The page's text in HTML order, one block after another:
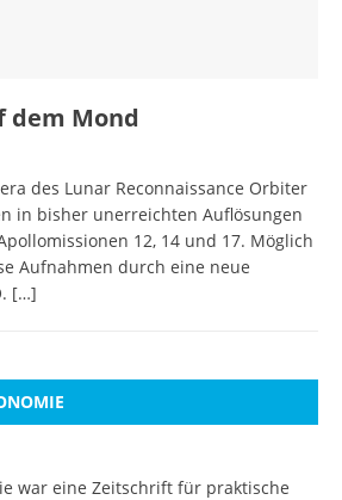
dem Mond
des Lunar Reconnaissance Orbiter
in bisher unerreichten Auflösungen
12, 14 und 17. Möglich
Aufnahmen durch eine neue
[…]
war eine Zeitschrift für praktische